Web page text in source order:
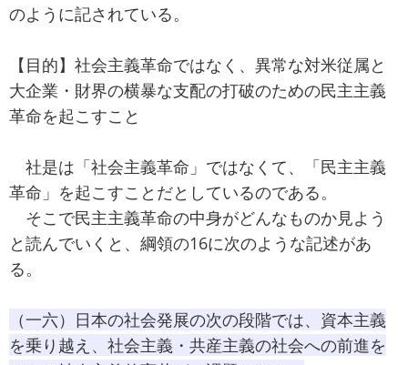
のように記されている。
【目的】社会主義革命ではなく、異常な対米従属と
大企業・財界の横暴な支配の打破のための民主主義
革命を起こすこと
社是は「社会主義革命」ではなくて、「民主主義
革命」を起こすことだとしているのである。
そこで民主主義革命の中身がどんなものか見よう
と読んでいくと、綱領の16に次のような記述があ
る。
（一六）日本の社会発展の次の段階では、資本主義
を乗り越え、社会主義・共産主義の社会への前進を